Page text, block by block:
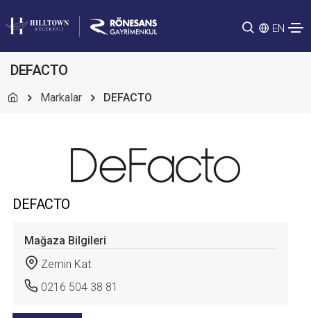
EN
DEFACTO
Markalar DEFACTO
DEFACTO
Mağaza Bilgileri
Zemin Kat
0216 504 38 81